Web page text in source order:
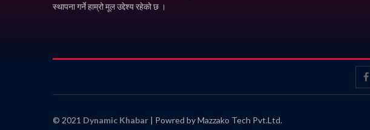
स्थापना गर्ने हाम्रो मूल उद्देश्य रहेको छ ।
© 2021 Dynamic Khabar | Powred by Mazzako Tech Pvt.Ltd.